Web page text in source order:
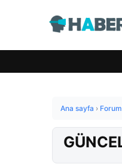
Ana sayfa ›